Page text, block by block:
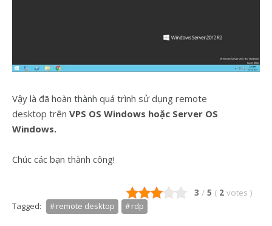
Vậy là đã hoàn thành quá trình sử dụng remote
desktop trên VPS OS Windows hoặc Server OS
Windows.
Chúc các bạn thành công!
3 / 5 ( 2 votes )
Tagged:
remote desktop rdp